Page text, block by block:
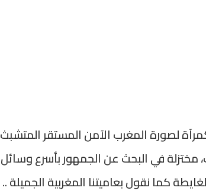
لصورة المغرب الآمن المستقر المتشبث
مختزلة في البحث عن الجمهور بأسرع وسائل
كما نقول بعاميتنا المغربية الجميلة ..